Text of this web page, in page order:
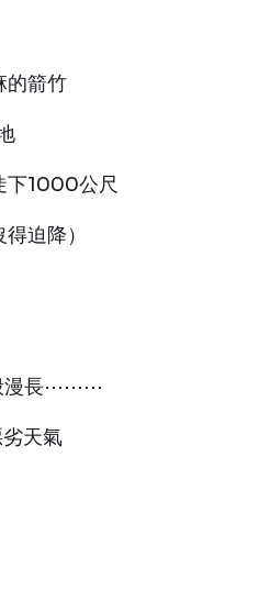
的箭竹
下1000公尺
迫降）
漫長⋯⋯⋯
天氣